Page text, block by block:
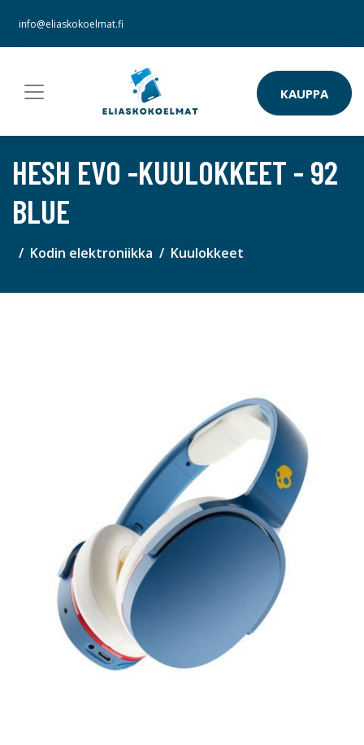
info@eliaskokoelmat.fi
KAUPPA
HESH EVO -KUULOKKEET - 92
BLUE
Kodin elektroniikka Kuulokkeet